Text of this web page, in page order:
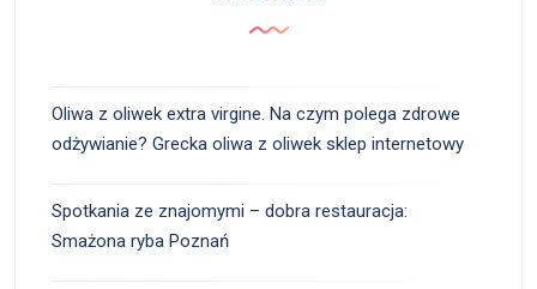
Oliwa z oliwek extra virgine. Na czym polega zdrowe
odżywianie? Grecka oliwa z oliwek sklep internetowy
Spotkania ze znajomymi – dobra restauracja:
Smażona ryba Poznań